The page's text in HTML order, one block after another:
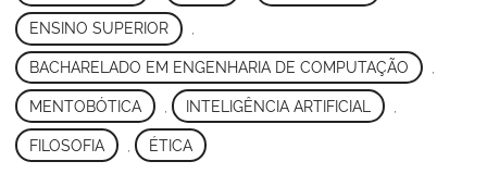
ENSINO SUPERIOR ,
BACHARELADO EM ENGENHARIA DE COMPUTAÇÃO
MENTOBÓTICA INTELIGÊNCIA ARTIFICIAL
FILOSOFIA ÉTICA